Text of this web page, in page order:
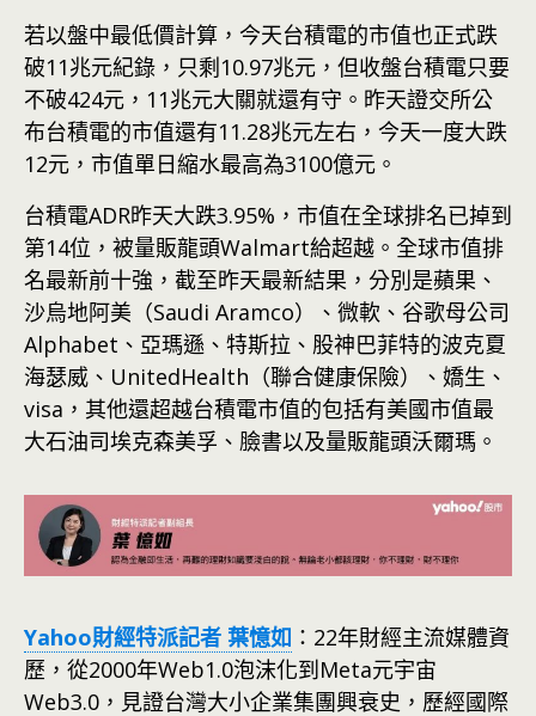
若以盤中最低價計算，今天台積電的市值也正式跌
破11兆元紀錄，只剩10.97兆元，但收盤台積電只要
不破424元，11兆元大關就還有守。昨天證交所公
布台積電的市值還有11.28兆元左右，今天一度大跌
12元，市值單日縮水最高為3100億元。
台積電ADR昨天大跌3.95%，市值在全球排名已掉到
第14位，被量販龍頭Walmart給超越。全球市值排
名最新前十強，截至昨天最新結果，分別是蘋果、
沙烏地阿美（Saudi Aramco）、微軟、谷歌母公司
Alphabet、亞瑪遜、特斯拉、股神巴菲特的波克夏
海瑟威、UnitedHealth（聯合健康保險）、嬌生、
visa，其他還超越台積電市值的包括有美國市值最
大石油司埃克森美孚、臉書以及量販龍頭沃爾瑪。
Yahoo財經特派記者 葉憶如 ：22年財經主流媒體資
歷，從2000年Web1.0泡沫化到Meta元宇宙
Web3.0，見證台灣大小企業集團興衰史，歷經國際